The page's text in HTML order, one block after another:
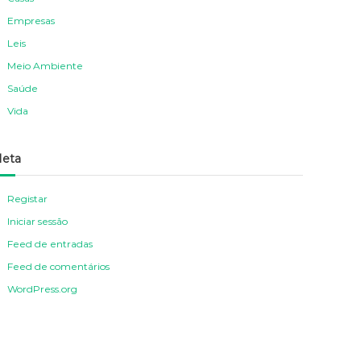
Empresas
Leis
Meio Ambiente
Saúde
Vida
Registar
Iniciar sessão
Feed de entradas
Feed de comentários
WordPress.org